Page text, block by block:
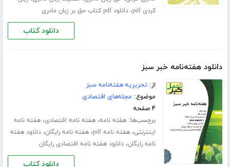
کردی pdf
،دانلود pdf کتاب حق بر زبان مادری
دانلود کتاب
دانلود هفته‌نامه خبر سبز
از:تحریریه هفته‌نامه سبز
موضوع: مجله‌های اقتصادی
۴ صفحه
برچسب‌ها:هفته نامه،هفته نامه اقتصادی،هفته نامه
اینترنتی،هفته نامه pdf ،هفته نامه رایگان،دانلود هفته
نامه رایگان،دانلود هفته نامه اقتصادی رایگان
دانلود کتاب